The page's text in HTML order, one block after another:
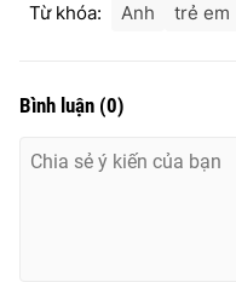
Từ khóa: Anh trẻ em
Bình luận (0)